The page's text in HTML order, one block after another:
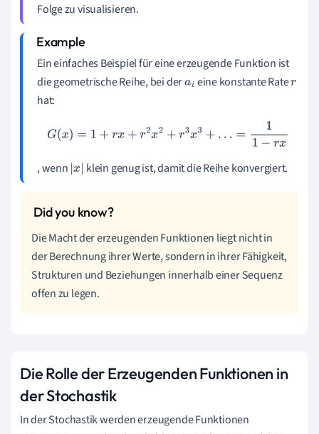
Folge zu visualisieren.
Ein einfaches Beispiel für eine erzeugende Funktion ist
die geometrische Reihe, bei derai eine konstante Rater
hat:
G(x)=1 +rx+r2x2 +r3x3+…=1 x
, wenn x| klein genug ist, damit die Reihe konvergiert.
Die Macht der erzeugenden Funktionen liegt nicht in
der Berechnung ihrer Werte, sondern in ihrer Fähigkeit,
Strukturen und Beziehungen innerhalb einer Sequenz
offen zu legen.
Die Rolle der Erzeugenden Funktionen in
der Stochastik
In der Stochastik werden erzeugende Funktionen